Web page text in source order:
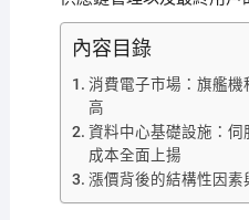
內容目錄
消費電子市場：旗艦
高
資料中心基礎設施：
成本全面上揚
漲價背後的結構性因素